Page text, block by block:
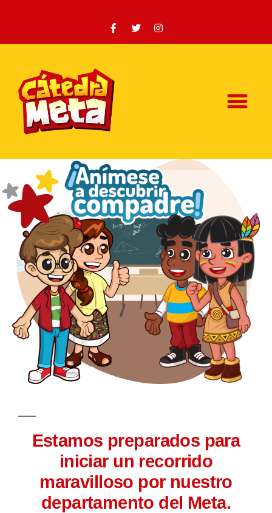
Estamos preparados para
iniciar un recorrido
maravilloso por nuestro
departamento del Meta.